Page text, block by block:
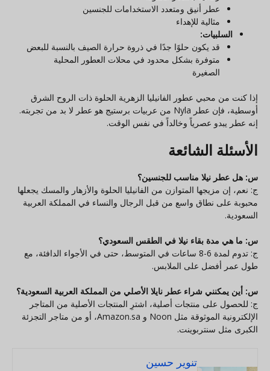
عطر أنيق ومتعدد الاستخدامات للجنسين
مثالية للإهداء
السلبيات:
قد يكون حلوًا جدًا في ذروة حرارة الصيف بالنسبة للبعض
متوفرة بشكل محدود في محلات العطور المحلية
الصغيرة
إذا كنت من محبي عطور الفانيليا الزهرية الحلوة ذات الروح الشرق
أوسطية، فإن عطر Nyla من عربيات برستيج هو عطر لا بد من تجربته.
إنه عطر يبدو عصرياً وخالداً في نفس الوقت.
الأسئلة الشائعة
س: هل عطر نيلا مناسب للجنسين؟
ج: نعم، إن مزيجها المتوازن من الفانيليا الحلوة والأزهار والمسك يجعلها
محبوبة على نطاق واسع من قبل الرجال والنساء في المملكة العربية
السعودية.
س: ما هي مدة بقاء نيلا في الطقس السعودي؟
ج: تدوم لمدة 6-8 ساعات في المتوسط، حتى في الأجواء الدافئة، مع
طول عمر أفضل على الملابس.
س: أين يمكنني شراء عطر نايلا الأصلي من المملكة العربية السعودية؟
ج: للحصول على منتجات أصلية، اشترِ المنتجات الأصلية من المتاجر
الإلكترونية الموثوقة مثل Noon و Amazon.sa، أو من متاجر التجزئة
الكبرى مثل سنتربوينت.
تنوير حسين